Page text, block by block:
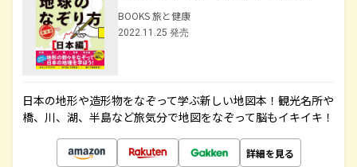
BOOKS 旅と健康
2022.11.25 発売
日本の地形や造形物をなぞって学ぶ新しい地図本！観光名所や
橋、川、湖、半島など旅気分で地図をなぞって脳もイキイキ！
詳細を見る